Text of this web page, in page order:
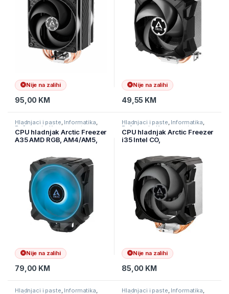
Nije na zalihi
95,00 KM
Nije na zalihi
49,55 KM
Hladnjaci i paste, Informatika,
Računarske Komponente
CPU hladnjak Arctic Freezer
A35 AMD RGB, AM4/AM5,
Nije na zalihi
79,00 KM
Hladnjaci i paste, Informatika,
Računarske Komponente
CPU hladnjak Arctic Freezer
i35 Intel CO,
ACFRE00095A
Nije na zalihi
85,00 KM
Hladnjaci i paste Informatika Hladnjaci i paste Informatika